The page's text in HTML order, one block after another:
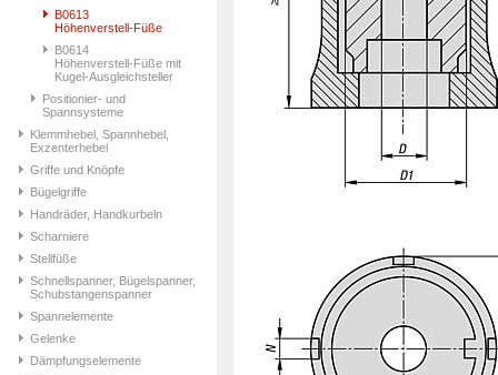
B0613
Höhenverstell-Füße
B0614
Höhenverstell-Füße mit
Kugel-Ausgleichsteller
Positionier- und
Spannsysteme
Klemmhebel, Spannhebel,
Exzenterhebel
Griffe und Knöpfe
Bügelgriffe
Handräder, Handkurbeln
Scharniere
Stellfüße
Schnellspanner, Bügelspanner,
Schubstangenspanner
Spannelemente
Gelenke
Dämpfungselemente